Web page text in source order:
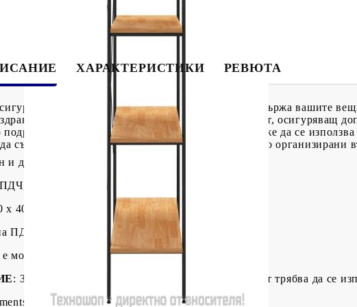
ХАРАКТЕРИСТИКИ РЕВЮТА
допълнително място за съхранение и поддържа вашите
стоманена конструкция с устойчив ПДЧ плот, осигуряващ
подреждане на различни артикули. Етажерката може да се
съхранявате папки, документи и книги спретнато организирани
и дъб
стомана
x 40 x 130 см (Д x Ш x В)
ПДЧ: 15 мм
монтаж
: За да се предотврати преобръщане, този продукт трябва да се